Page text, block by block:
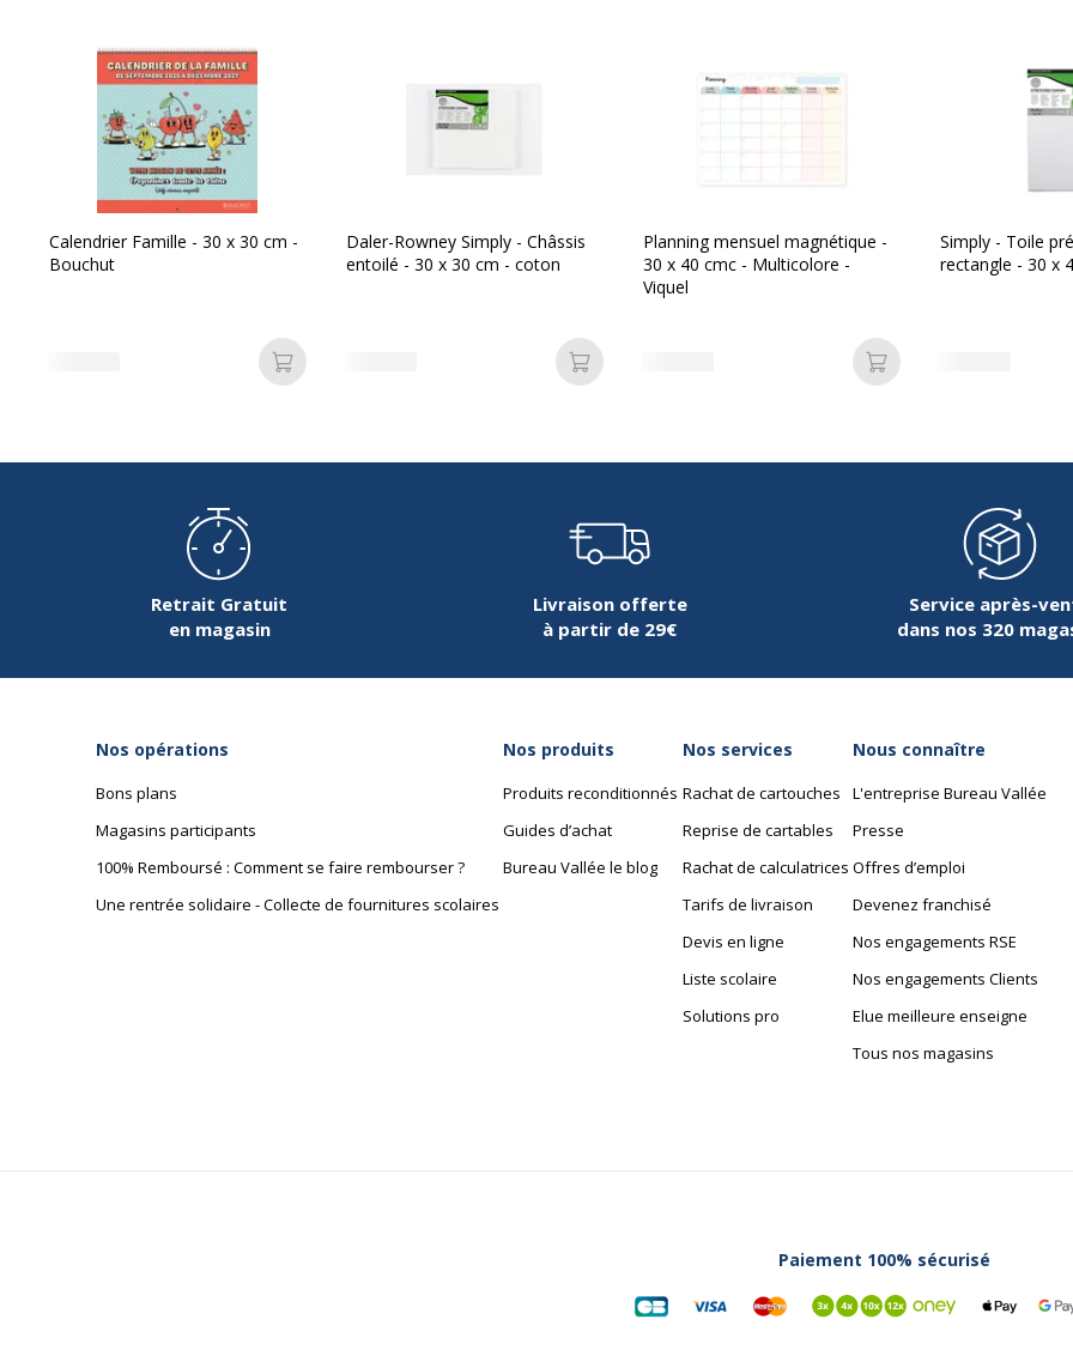
Référence produit fabricant
Calendrier Famille - 30 x 30 cm -
Bouchut
Ajouter au panier
Daler-Rowney Simply - Châssis
entoilé - 30 x 30 cm - coton
Ajouter au panier
Planning mensuel magnétique -
30 x 40 cmc - Multicolore -
Viquel
Ajouter au panier
Simply - Toile
rectangle - 30 x
Retrait Gratuit
en magasin
Livraison offerte
à partir de 29€
Service après-
dans nos 320
Nos opérations
Bons plans
Magasins participants
100% Remboursé : Comment se faire rembourser ?
Une rentrée solidaire - Collecte de fournitures scolaires
Nos produits
Produits reconditionnés
Guides d’achat
Bureau Vallée le blog
Nos services
Rachat de cartouches
Reprise de cartables
Rachat de calculatrices
Tarifs de livraison
Devis en ligne
Liste scolaire
Solutions pro
Nous connaître
L'entreprise Bureau Vallée
Presse
Offres d’emploi
Devenez franchisé
Nos engagements RSE
Nos engagements Clients
Elue meilleure enseigne
Tous nos magasins
Paiement 100% sécurisé